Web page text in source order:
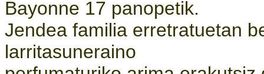
Bayonne 17 panopetik.
Jendea familia erretratuetan
larritasuneraino